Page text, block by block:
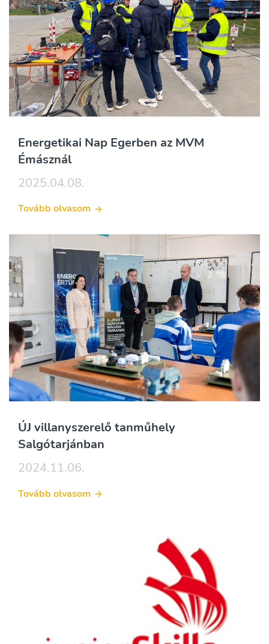
Energetikai Nap Egerben az MVM
Émásznál
2025.04.08.
Tovább olvasom
ÚJ villanyszerelő tanműhely
Salgótarjánban
2024.11.06.
Tovább olvasom